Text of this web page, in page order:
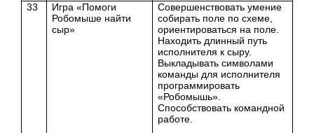
33
Игра «Помоги
Робомыше найти
сыр»
Совершенствовать умение
собирать поле по схеме,
ориентироваться на поле.
Находить длинный путь
исполнителя к сыру.
Выкладывать символами
команды для исполнителя
программировать
«Робомышь».
Способствовать командной
работе.